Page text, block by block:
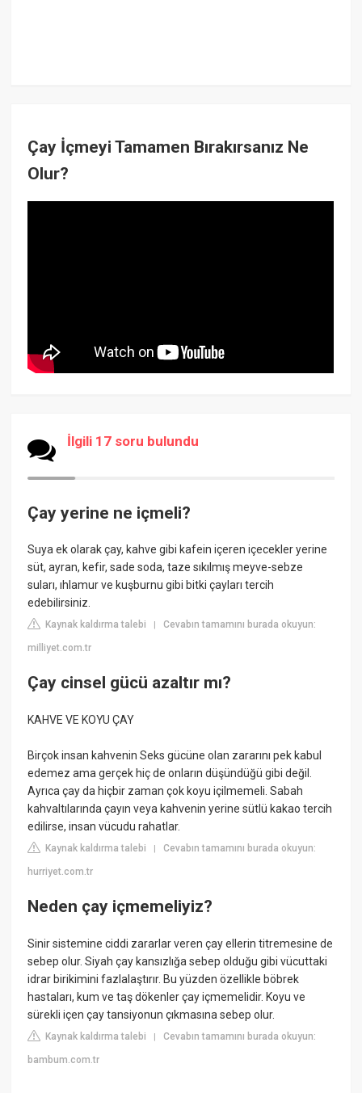
Çay İçmeyi Tamamen Bırakırsanız Ne
Olur?
İlgili 17 soru bulundu
Çay yerine ne içmeli?
Suya ek olarak çay, kahve gibi kafein içeren içecekler yerine
süt, ayran, kefir, sade soda, taze sıkılmış meyve-sebze
suları, ıhlamur ve kuşburnu gibi bitki çayları tercih
edebilirsiniz.
Kaynak kaldırma talebi |Cevabın tamamını burada okuyun:
milliyet.com.tr
Çay cinsel gücü azaltır mı?
KAHVE VE KOYU ÇAY
Birçok insan kahvenin Seks gücüne olan zararını pek kabul
edemez ama gerçek hiç de onların düşündüğü gibi değil.
Ayrıca çay da hiçbir zaman çok koyu içilmemeli. Sabah
kahvaltılarında çayın veya kahvenin yerine sütlü kakao tercih
edilirse, insan vücudu rahatlar.
Kaynak kaldırma talebi |Cevabın tamamını burada okuyun:
hurriyet.com.tr
Neden çay içmemeliyiz?
Sinir sistemine ciddi zararlar veren çay ellerin titremesine de
sebep olur. Siyah çay kansızlığa sebep olduğu gibi vücuttaki
idrar birikimini fazlalaştırır. Bu yüzden özellikle böbrek
hastaları, kum ve taş dökenler çay içmemelidir. Koyu ve
sürekli içen çay tansiyonun çıkmasına sebep olur.
Kaynak kaldırma talebi |Cevabın tamamını burada okuyun:
bambum.com.tr